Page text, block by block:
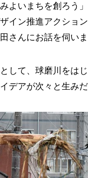
みよいまちを創ろう
イン推進アクショ
さんにお話を伺いま
して、球磨川をは
デアが次々と生みだ